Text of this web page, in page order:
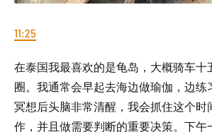
11:25
在泰国我最喜欢的是龟岛，大概骑车十
圈。我通常会早起去海边做瑜伽，边练
冥想后头脑非常清醒，我会抓住这个时
作，并且做需要判断的重要决策。下午